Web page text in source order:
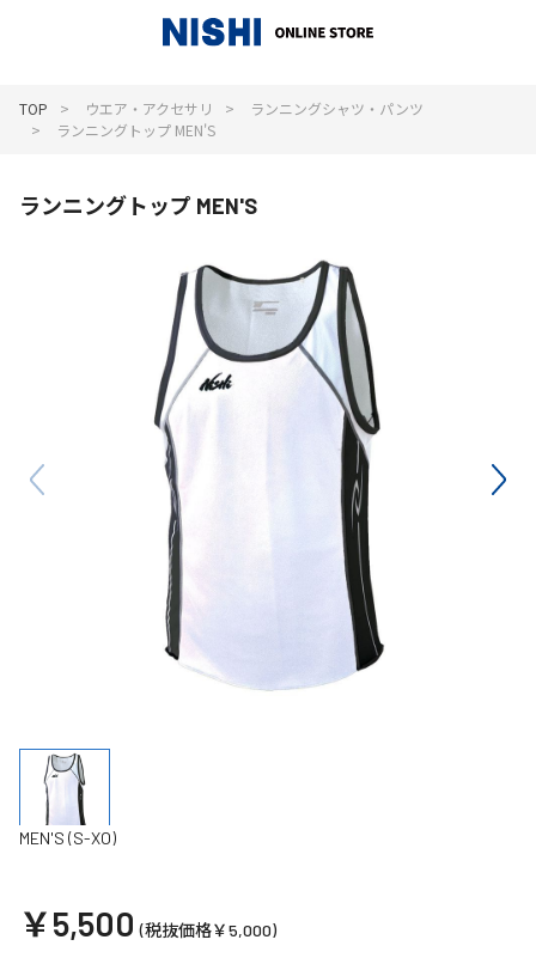
TOP ウエア・アクセサリ
ランニングシャツ・パンツ
ランニングトップ MEN'S
ランニングトップ MEN'S
MEN'S (S-XO)
￥5,500 (税抜価格￥5,000)